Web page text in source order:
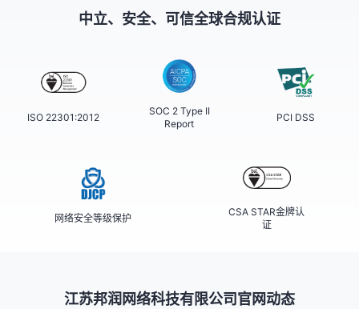
中立、安全、可信全球合规认证
ISO 22301:2012
SOC 2 Type II
Report
PCI DSS
网络安全等级保护
CSA STAR金牌认
证
江苏邦润网络科技有限公司官网动态